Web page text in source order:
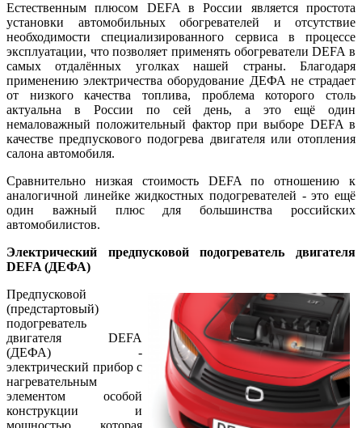
Естественным плюсом DEFA в России является простота
установки автомобильных обогревателей и отсутствие
необходимости специализированного сервиса в процессе
эксплуатации, что позволяет применять обогреватели DEFA в
самых отдалённых уголках нашей страны. Благодаря
применению электричества оборудование ДЕФА не страдает
от низкого качества топлива, проблема которого столь
актуальна в России по сей день, а это ещё один
немаловажный положительный фактор при выборе DEFA в
качестве предпускового подогрева двигателя или отопления
салона автомобиля.
Сравнительно низкая стоимость DEFA по отношению к
аналогичной линейке жидкостных подогревателей - это ещё
один важный плюс для большинства российских
автомобилистов.
Электрический предпусковой подогреватель двигателя
DEFA (ДЕФА)
Предпусковой
(предстартовый)
подогреватель
двигателя DEFA
(ДЕФА) -
электрический прибор с
нагревательным
элементом особой
конструкции и